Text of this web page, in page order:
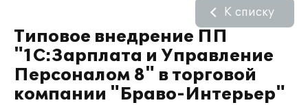
Типовое внедрение ПП
"1С:Зарплата и Управление
Персоналом 8" в торговой
компании "Браво-Интерьер"
К списку